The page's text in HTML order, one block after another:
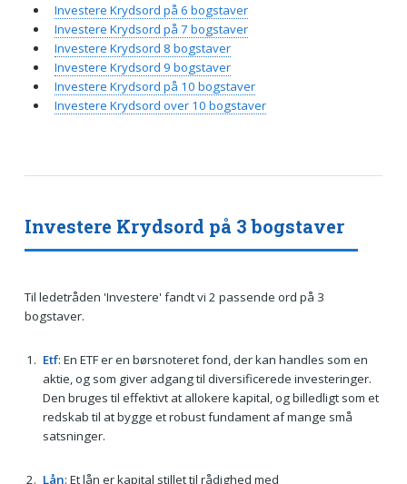
Investere Krydsord på 3 bogstaver
Til ledetråden 'Investere' fandt vi 2 passende ord på 3
bogstaver.
Etf: En ETF er en børsnoteret fond, der kan handles som en
aktie, og som giver adgang til diversificerede investeringer.
Den bruges til effektivt at allokere kapital, og billedligt som et
redskab til at bygge et robust fundament af mange små
satsninger.
Lån: Et lån er kapital stillet til rådighed med
Investere Krydsord på 6 bogstaver
Investere Krydsord på 7 bogstaver
Investere Krydsord 8 bogstaver
Investere Krydsord 9 bogstaver
Investere Krydsord på 10 bogstaver
Investere Krydsord over 10 bogstaver